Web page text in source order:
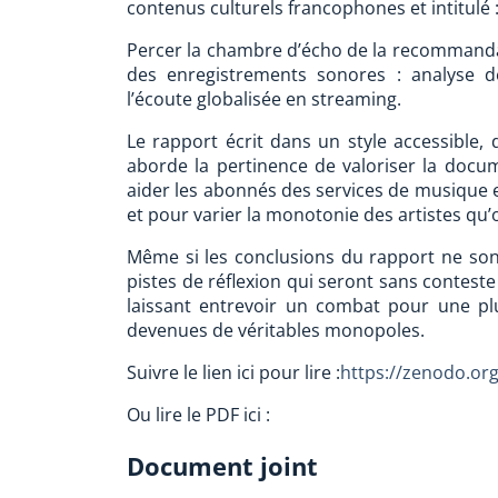
contenus culturels francophones et intitulé
Percer la chambre d’écho de la
des enregistrements sonores : analyse
l’écoute globalisée en streaming.
Le rapport écrit dans un style accessible,
aborde la pertinence de valoriser la
aider les abonnés des services de musique
et pour varier la monotonie des artistes
Même si les conclusions du rapport ne
pistes de réflexion qui seront sans
laissant entrevoir un combat pour une
devenues de véritables monopoles.
Suivre le lien ici pour lire :https://
Ou lire le PDF ici :
Document joint